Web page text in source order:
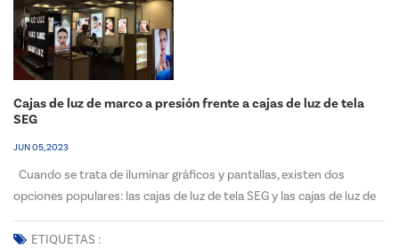
Cajas de luz de marco a presión frente a cajas de luz de tela
SEG
JUN 05, 2023
Cuando se trata de iluminar gráficos y pantallas, existen dos
opciones populares: las cajas de luz de tela SEG y las cajas de luz de
marco a presión. Pero cuál marco iluminado es la mejor opción para
su negocio? Las cajas de luz de tela SEG ofrecen un dise&n...
ETIQUETAS :